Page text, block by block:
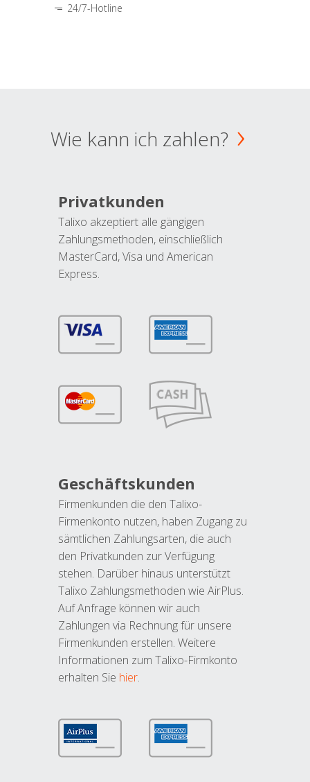
24/7-Hotline
Wie kann ich zahlen?
Privatkunden
Talixo akzeptiert alle gängigen
Zahlungsmethoden, einschließlich
MasterCard, Visa und American
Express.
Geschäftskunden
Firmenkunden die den Talixo-
Firmenkonto nutzen, haben Zugang zu
sämtlichen Zahlungsarten, die auch
den Privatkunden zur Verfügung
stehen. Darüber hinaus unterstützt
Talixo Zahlungsmethoden wie AirPlus.
Auf Anfrage können wir auch
Zahlungen via Rechnung für unsere
Firmenkunden erstellen. Weitere
Informationen zum Talixo-Firmkonto
erhalten Sie hier.